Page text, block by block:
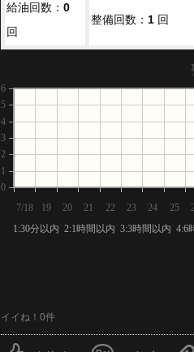
給油回数： 0
回
整備回数： 1 回
7/18 19 20 21 22 23 24 25
0
1
2
3
4
5
6
1:30分以内 2:1時間以内 3:3時間以内 4:6
イイね！0件